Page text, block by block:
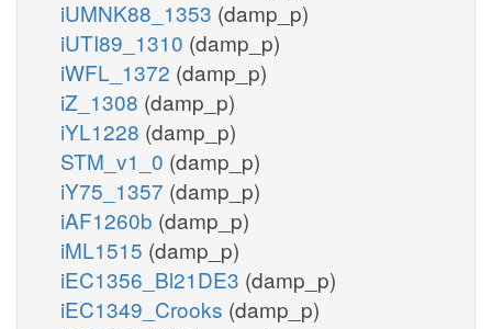
iUMNK88_1353 (damp_p)
iUTI89_1310 (damp_p)
iWFL_1372 (damp_p)
iZ_1308 (damp_p)
iYL1228 (damp_p)
STM_v1_0 (damp_p)
iY75_1357 (damp_p)
iAF1260b (damp_p)
iML1515 (damp_p)
iEC1356_Bl21DE3 (damp_p)
iEC1349_Crooks (damp_p)